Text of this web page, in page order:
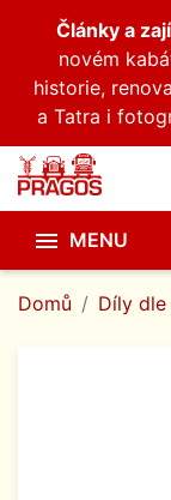
Články a
novém
historie,
a Tatra i
 MENU
Domů Díly